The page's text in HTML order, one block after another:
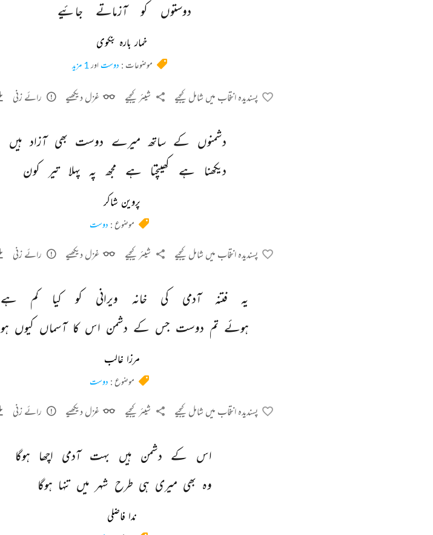
دوستوں
کو آزماتے جائیے
خمار بارہ بنکوی
موضوعات : دوست اور 1 مزید
پسندیدہ انتخاب میں شامل کیجیے شیئر کیجیے غزل دیکھیے رائے زنی
دشمنوں کے ساتھ میرے دوست بھی آزاد ہیں
دیکھنا
ہے کھینچتا ہے مجھ پہ پہلا تیر کون
پروین شاکر
موضوع : دوست
پسندیدہ انتخاب میں شامل کیجیے شیئر کیجیے غزل دیکھیے رائے زنی
یہ فتنہ آدمی کی خانہ ویرانی کو کیا کم
ہے
ہوئے تم دوست جس کے دشمن اس کا آسماں کیوں ہو
مرزا غالب
موضوع : دوست
پسندیدہ انتخاب میں شامل کیجیے شیئر کیجیے غزل دیکھیے رائے زنی
اس کے دشمن ہیں بہت آدمی اچھا ہوگا
وہ بھی میری ہی طرح شہر میں تنہا ہوگا
ندا فاضلی